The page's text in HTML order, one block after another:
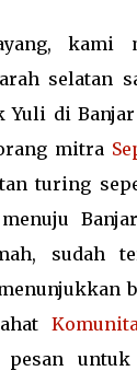
kami
selatan
Yuli di
mitra
turing
sudah
pesan